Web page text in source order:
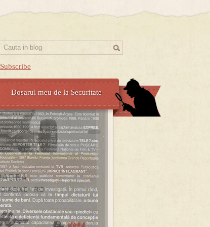
Subscribe
Dosarul meu de la Securitate